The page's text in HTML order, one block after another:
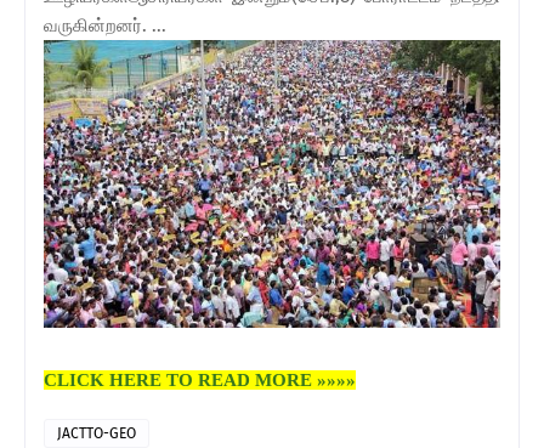
வருகின்றனர். ...
CLICK HERE TO READ MORE »»»»
JACTTO-GEO